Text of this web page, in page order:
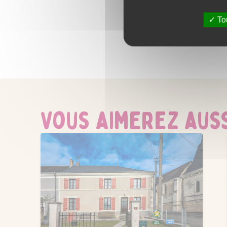
ACTIVITÉS Chasse Pêche Sentier
Lave vaisselle
Plain Pied Salle de bain
Vous aimerez